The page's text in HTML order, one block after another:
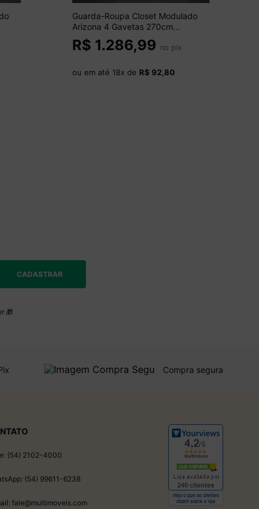
Guarda-Roupa Closet Modulado
Arizona 4 Gavetas 270cm
Multimóveis MP4784 Branco
R$ 1.286,99 no pix
ou em até 18x de R$ 92,80
CADASTRAR
🎁
Compra segura
(54) 2102-4000
(54) 99611-6238
fale@multimoveis.com